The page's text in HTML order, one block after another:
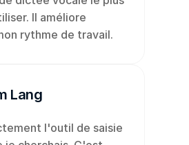
Il améliore
rythme de travail.
Lang
l'outil de saisie